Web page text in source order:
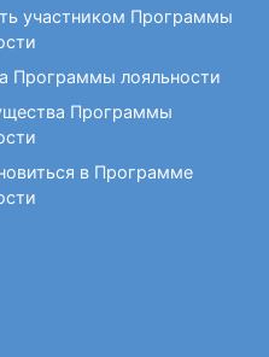
участником Программы
Программы лояльности
Программы
в Программе